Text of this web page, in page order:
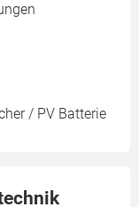
/ PV Batterie